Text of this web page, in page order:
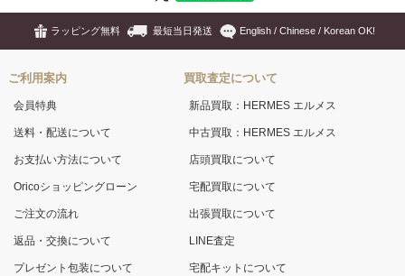
ラッピング無料 最短当日発送 English / Chinese / Korean OK!
ご利用案内
会員特典
送料・配送について
お支払い方法について
Oricoショッピングローン
ご注文の流れ
返品・交換について
プレゼント包装について
買取査定について
新品買取：HERMES エルメス
中古買取：HERMES エルメス
店頭買取について
宅配買取について
出張買取について
LINE査定
宅配キットについて